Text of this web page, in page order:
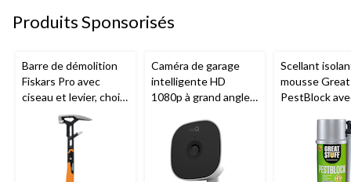
Produits Sponsorisés
Barre de démolition
Fiskars Pro avec
ciseau et levier, choix
de tailles
Caméra de garage
intelligente HD
1080p à grand angle
nocturne, résistante
aux intempéries
Scellant
mousse
PestBlock
intelligent,
intérieur/